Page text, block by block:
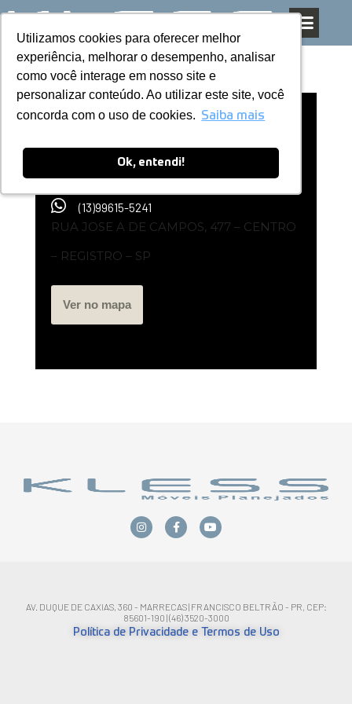
Utilizamos cookies para oferecer melhor
experiência, melhorar o desempenho, analisar
como você interage em nosso site e
personalizar conteúdo. Ao utilizar este site, você
concorda com o uso de cookies. Saiba mais
Ok, entendi!
Utilizamos cookies para oferecer melhor
experiência, melhorar o desempenho, analisar
como você interage em nosso site e
personalizar conteúdo. Ao utilizar este site, você
concorda com o uso de cookies. Saiba mais
Ok, entendi!
Pular
para
o
conteúdo
Representante Kless | Projeta Moveis –
(13)99615-5241
RUA JOSE A DE CAMPOS, 477 – CENTRO
– REGISTRO – SP
Ver no mapa
AV. DUQUE DE CAXIAS, 360 - MARRECAS | FRANCISCO BELTRÃO - PR, CEP:
85601-190 | (46) 3520-3000
Política de Privacidade e Termos de Uso